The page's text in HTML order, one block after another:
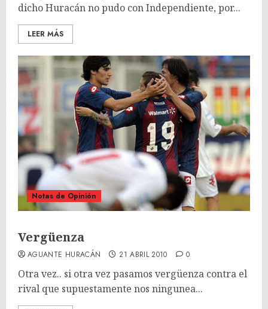
dicho Huracán no pudo con Independiente, por...
LEER MÁS
Notas de Opinión
Vergüenza
AGUANTE HURACÁN 21 ABRIL 2010 0
Otra vez.. si otra vez pasamos vergüenza contra el
rival que supuestamente nos ningunea...